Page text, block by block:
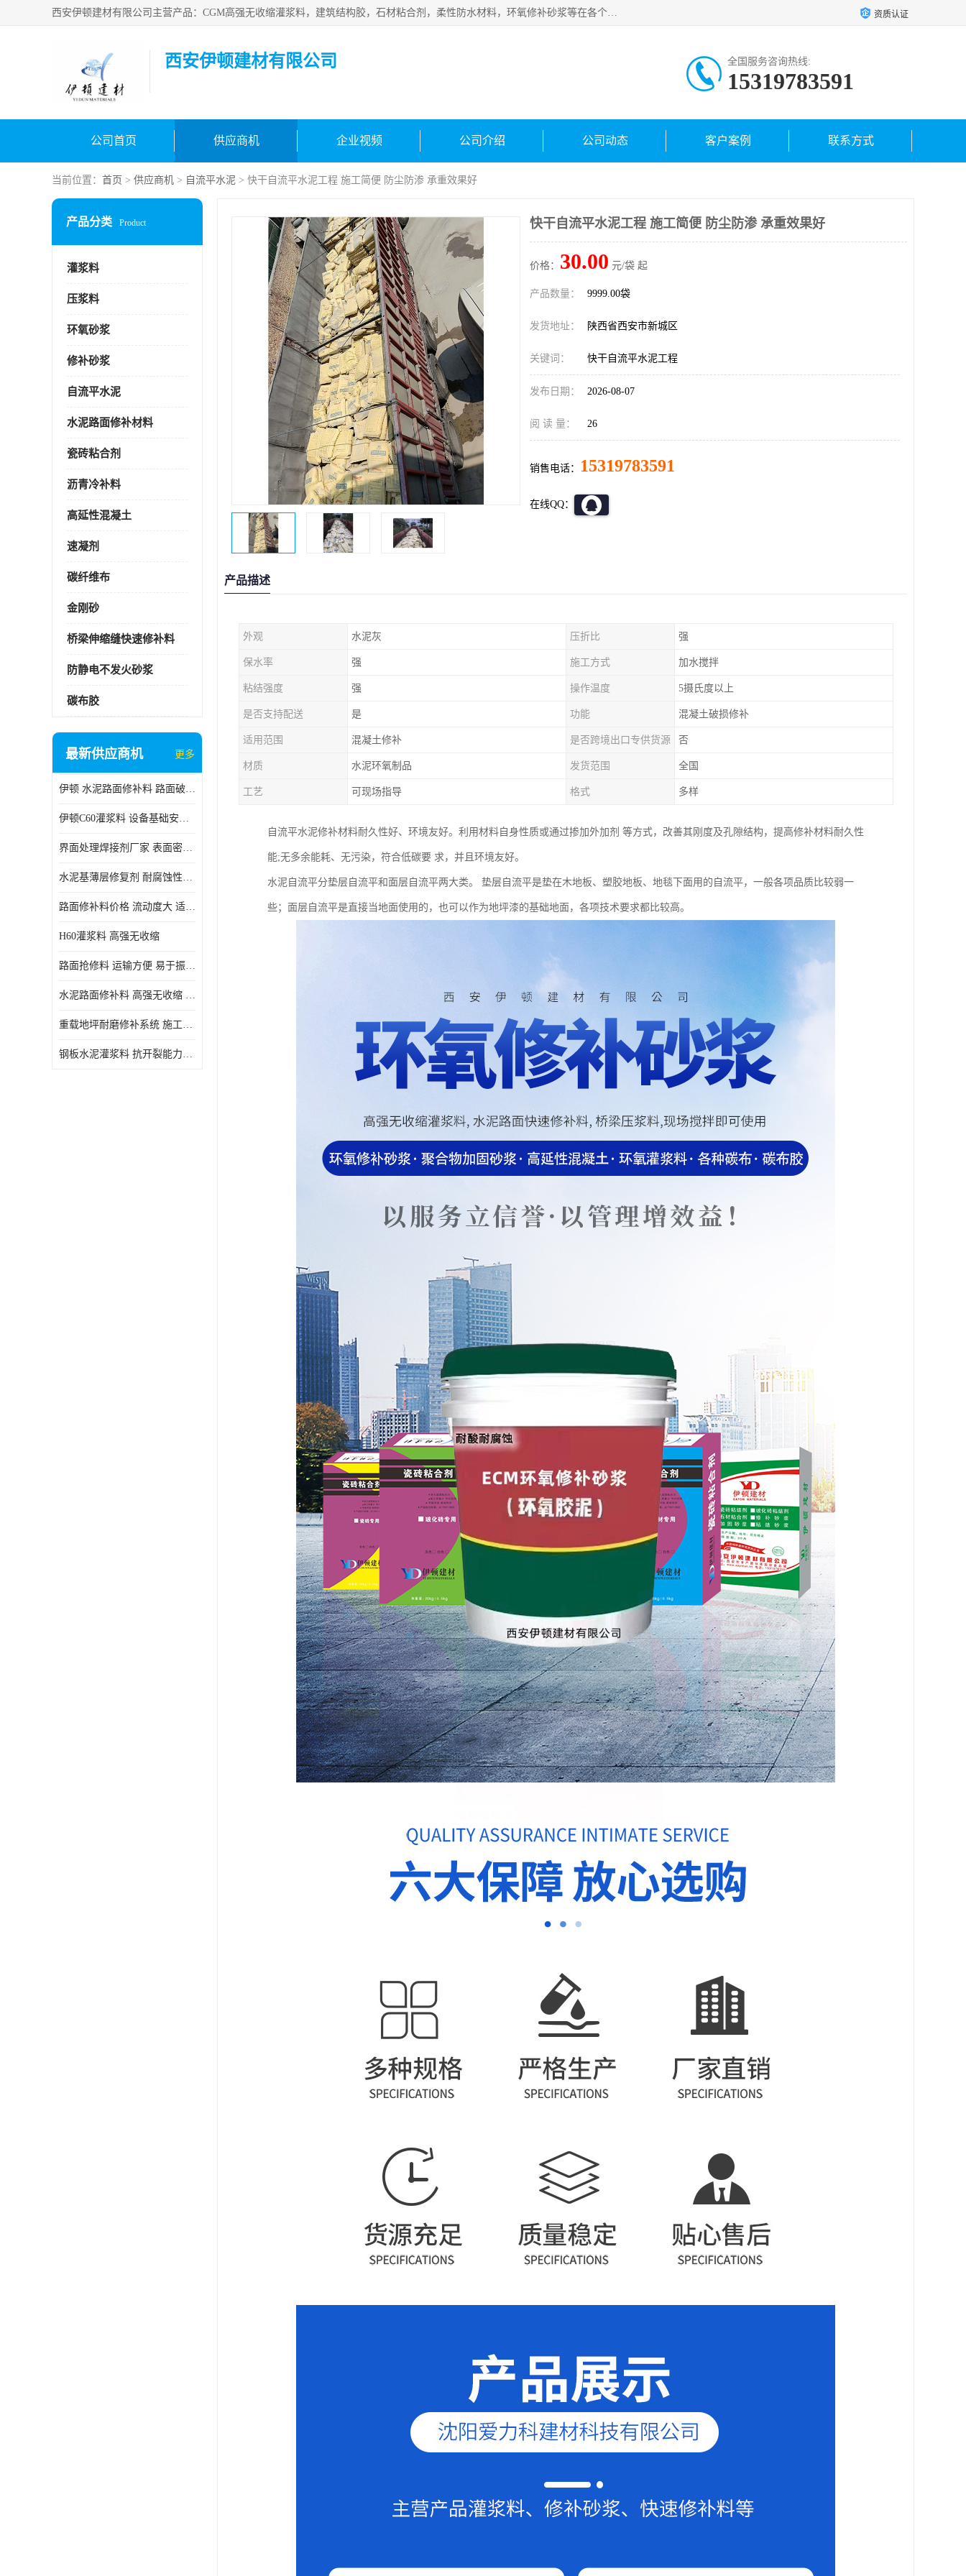
西安伊顿建材有限公司主营产品：CGM高强无收缩灌浆料，建筑结构胶，石材粘合剂，柔性防水材料，环氧修补砂浆等在各个行业得到了客户认可。 资质认证
西安伊顿建材有限公司 全国服务咨询热线:
15319783591
公司首页 供应商机 企业视频 公司介绍 公司动态 客户案例 联系方式
当前位置： 首页 > 供应商机 > 自流平水泥 > 快干自流平水泥工程 施工简便 防尘防渗 承重效果好
产品分类 Product
灌浆料
压浆料
环氧砂浆
修补砂浆
自流平水泥
水泥路面修补材料
瓷砖粘合剂
沥青冷补料
高延性混凝土
速凝剂
碳纤维布
金刚砂
桥梁伸缩缝快速修补料
防静电不发火砂浆
碳布胶
最新供应商机 更多
伊顿 水泥路面修补料 路面破损起皮快速修补 2小时通车
伊顿C60灌浆料 设备基础安装 梁柱改造加固二次灌浆料
界面处理焊接剂厂家 表面密实 良好的流动性
水泥基薄层修复剂 耐腐蚀性好 适用范围广
路面修补料价格 流动度大 适用范围广
H60灌浆料 高强无收缩
路面抢修料 运输方便 易于振捣密实
水泥路面修补料 高强无收缩 施工和易性好 强度高 韧性好
重载地坪耐磨修补系统 施工期短 易于振捣密实
钢板水泥灌浆料 抗开裂能力强 施工和易性好
快干自流平水泥工程 施工简便 防尘防渗 承重效果好
价格： 30.00 元/袋 起
产品数量： 9999.00袋
发货地址： 陕西省西安市新城区
关键词： 快干自流平水泥工程
发布日期： 2026-08-07
阅 读 量： 26
销售电话： 15319783591
在线QQ：
产品描述
外观 水泥灰 压折比 强
保水率 强 施工方式 加水搅拌
粘结强度 强 操作温度 5摄氏度以上
是否支持配送 是 功能 混凝土破损修补
适用范围 混凝土修补 是否跨境出口专供货源 否
材质 水泥环氧制品 发货范围 全国
工艺 可现场指导 格式 多样
自流平水泥修补材料耐久性好、环境友好。利用材料自身性质或通过掺加外加剂 等方式，改善其刚度及孔隙结构，提高修补材料耐久性
能;无多余能耗、无污染，符合低碳要 求，并且环境友好。
水泥自流平分垫层自流平和面层自流平两大类。 垫层自流平是垫在木地板、塑胶地板、地毯下面用的自流平，一般各项品质比较弱一
些；面层自流平是直接当地面使用的，也可以作为地坪漆的基础地面，各项技术要求都比较高。